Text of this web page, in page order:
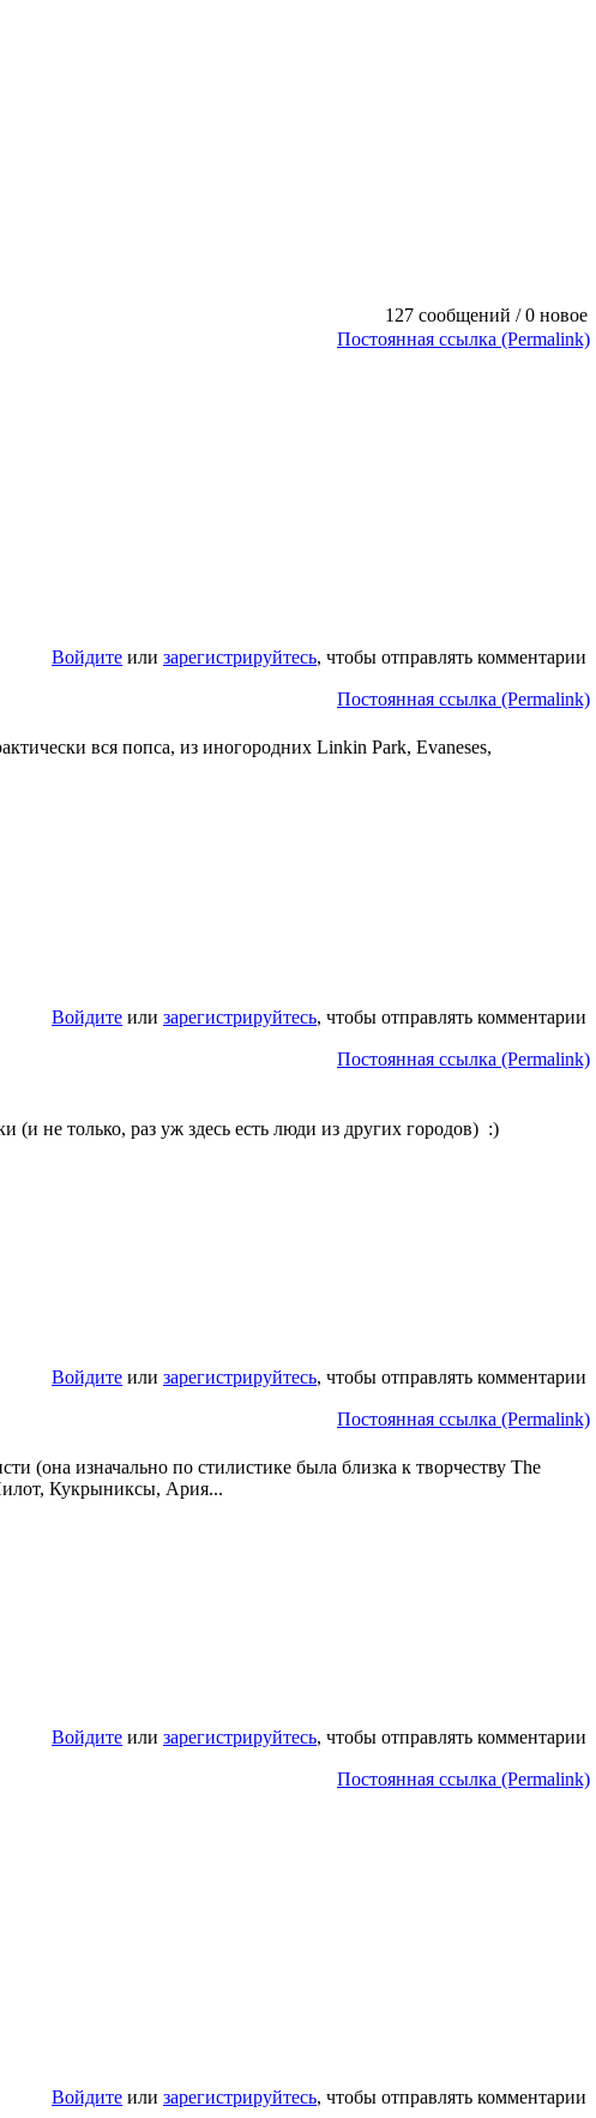
127 сообщений / 0 новое
Постоянная ссылка (Permalink)
Войдите или зарегистрируйтесь, чтобы отправлять комментарии
Постоянная ссылка (Permalink)
вся попса, из иногородних Linkin Park, Evaneses,
Войдите или зарегистрируйтесь, чтобы отправлять комментарии
Постоянная ссылка (Permalink)
не только, раз уж здесь есть люди из других городов) :)
Войдите или зарегистрируйтесь, чтобы отправлять комментарии
Постоянная ссылка (Permalink)
изначально по стилистике была близка к творчеству The
Кукрыниксы, Ария...
Войдите или зарегистрируйтесь, чтобы отправлять комментарии
Постоянная ссылка (Permalink)
Войдите или зарегистрируйтесь, чтобы отправлять комментарии